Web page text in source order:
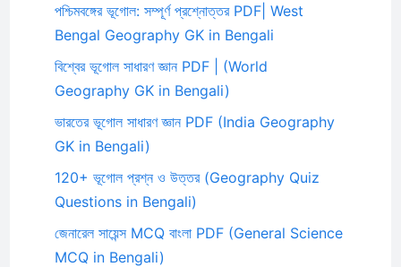
পশ্চিমবঙ্গের ভূগোল: সম্পূর্ণ প্রশ্নোত্তর PDF| West
Bengal Geography GK in Bengali
বিশ্বের ভূগোল সাধারণ জ্ঞান PDF | (World
Geography GK in Bengali)
ভারতের ভূগোল সাধারণ জ্ঞান PDF (India Geography
GK in Bengali)
120+ ভূগোল প্রশ্ন ও উত্তর (Geography Quiz
Questions in Bengali)
জেনারেল সায়েন্স MCQ বাংলা PDF (General Science
MCQ in Bengali)